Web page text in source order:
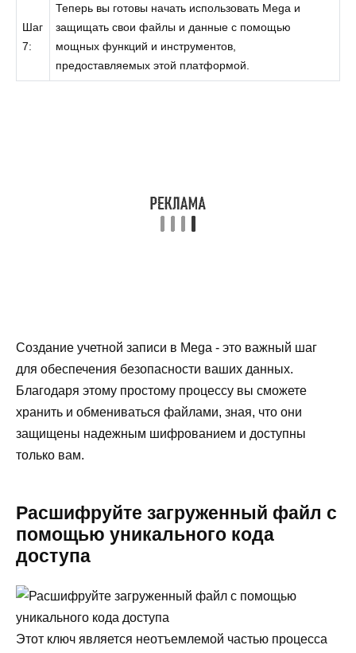
Шаг
7:
Теперь вы готовы начать использовать Mega и
защищать свои файлы и данные с помощью
мощных функций и инструментов,
предоставляемых этой платформой.
Создание учетной записи в Mega - это важный шаг
для обеспечения безопасности ваших данных.
Благодаря этому простому процессу вы сможете
хранить и обмениваться файлами, зная, что они
защищены надежным шифрованием и доступны
только вам.
Расшифруйте загруженный файл с
помощью уникального кода
доступа
Этот ключ является неотъемлемой частью процесса